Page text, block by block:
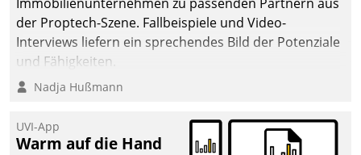
der Proptech-Szene. Fallbeispiele und Video-
Interviews liefern ein sprechendes Bild der Potenziale
und Fähigkeiten.
Nadja Hußmann
UVI-App
Warm auf die Hand